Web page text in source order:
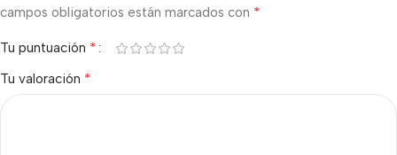
campos obligatorios están marcados con *
Tu puntuación *
Tu valoración *